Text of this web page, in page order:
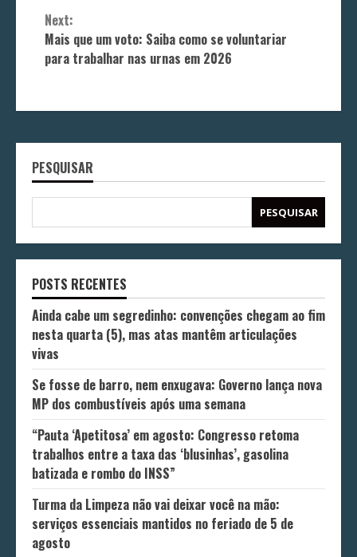
Next:
Mais que um voto: Saiba como se voluntariar
para trabalhar nas urnas em 2026
PESQUISAR
PESQUISAR
POSTS RECENTES
Ainda cabe um segredinho: convenções chegam ao fim
nesta quarta (5), mas atas mantêm articulações
vivas
Se fosse de barro, nem enxugava: Governo lança nova
MP dos combustíveis após uma semana
“Pauta ‘Apetitosa’ em agosto: Congresso retoma
trabalhos entre a taxa das ‘blusinhas’, gasolina
batizada e rombo do INSS”
Turma da Limpeza não vai deixar você na mão:
serviços essenciais mantidos no feriado de 5 de
agosto